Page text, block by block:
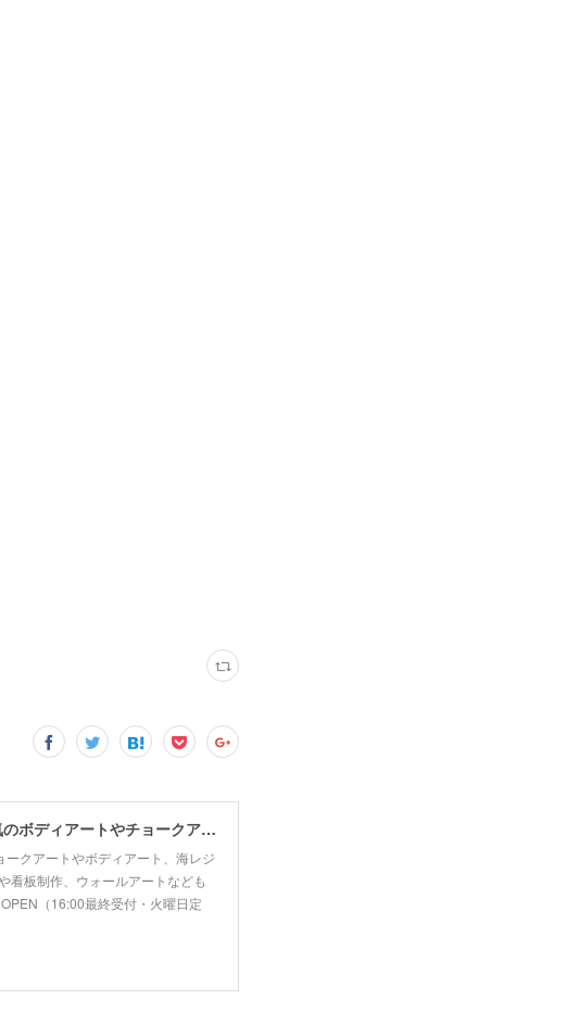
宮古島で思い出・お土産作るなら、宮古島思い出アート。人気のボディアートやチョークアート、海レジンアート体験が楽しめます！
クアートやボディアート、海レジ
看板制作、ウォールアートなども
（16:00最終受付・火曜日定